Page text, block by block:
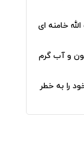
خامنه ای
و آب گرم
را به خطر